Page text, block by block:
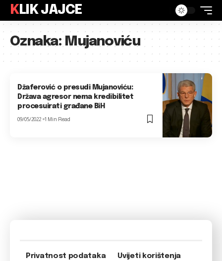
KLIK JAJCE
Oznaka:Mujanoviću
Džaferović o presudi Mujanoviću:
Država agresor nema kredibilitet
procesuirati građane BiH
09/05/2022 1 Min Read
Privatnost podataka Uvijeti korištenja